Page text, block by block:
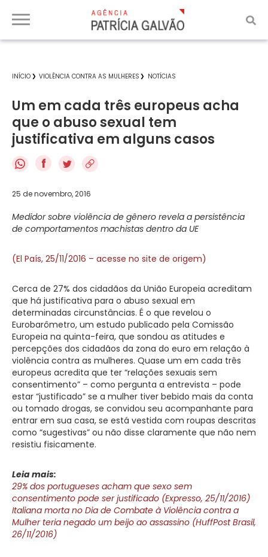
INÍCIO VIOLÊNCIA CONTRA AS MULHERES NOTÍCIAS
Um em cada três europeus acha
que o abuso sexual tem
justificativa em alguns casos
f
25 de novembro, 2016
Medidor sobre violência de gênero revela a persistência
de comportamentos machistas dentro da UE
(El País, 25/11/2016 – acesse no site de origem)
Cerca de 27% dos cidadãos da União Europeia acreditam
que há justificativa para o abuso sexual em
determinadas circunstâncias. É o que revelou o
Eurobarômetro, um estudo publicado pela Comissão
Europeia na quinta-feira, que sondou as atitudes e
percepções dos cidadãos da zona do euro em relação à
violência contra as mulheres. Quase um em cada três
europeus acredita que ter “relações sexuais sem
consentimento” – como pergunta a entrevista – pode
estar “justificado” se a mulher tiver bebido mais da conta
ou tomado drogas, se convidou seu acompanhante para
entrar em sua casa, se está vestida com roupas descritas
como “sugestivas” ou não disse claramente que não nem
resistiu fisicamente.
Leia mais:
29% dos portugueses acham que sexo sem
consentimento pode ser justificado (Expresso, 25/11/2016)
Italiana morta no Dia de Combate à Violência contra a
Mulher teria negado um beijo ao assassino (HuffPost Brasil,
26/11/2016)